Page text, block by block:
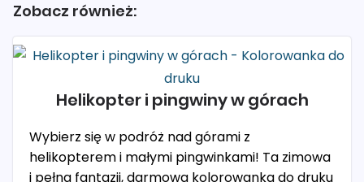
Zobacz również:
Helikopter i pingwiny w górach
Wybierz się w podróż nad górami z
helikopterem i małymi pingwinkami! Ta zimowa
i pełna fantazji, darmowa kolorowanka do druku